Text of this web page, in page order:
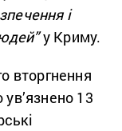
і
у Криму.
вторгнення
ув’язнено 13